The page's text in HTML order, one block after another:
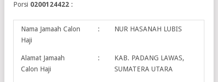
Porsi 0200124422 :
Nama Jamaah Calon
Haji
: NUR HASANAH LUBIS
Alamat Jamaah
Calon Haji
:
KAB. PADANG LAWAS,
SUMATERA UTARA